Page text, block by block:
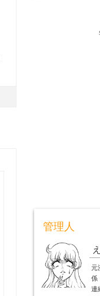
管理人
元
係
連